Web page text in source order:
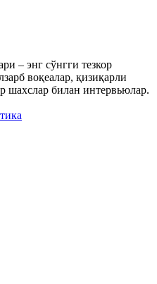
– энг сўнгги тезкор
воқеалар, қизиқарли
шахслар билан интервьюлар.